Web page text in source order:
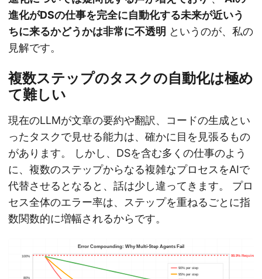
進化がDSの仕事を完全に自動化する未来が近いう
ちに来るかどうかは非常に不透明 というのが、私の
見解です。
複数ステップのタスクの自動化は極め
て難しい
現在のLLMが文章の要約や翻訳、コードの生成とい
ったタスクで見せる能力は、確かに目を見張るもの
があります。 しかし、DSを含む多くの仕事のよう
に、複数のステップからなる複雑なプロセスをAIで
代替させるとなると、話は少し違ってきます。 プロ
セス全体のエラー率は、ステップを重ねるごとに指
数関数的に増幅されるからです。